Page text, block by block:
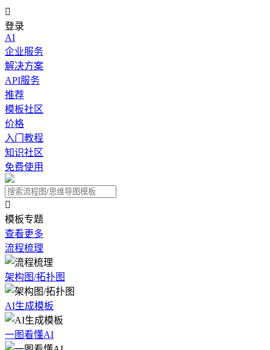

登录
AI
企业服务
解决方案
API服务
推荐
模板社区
价格
入门教程
知识社区
免费使用

模板专题
查看更多
流程梳理
架构图/拓扑图
AI生成模板
一图看懂AI